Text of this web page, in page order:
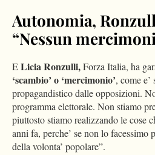
Autonomia,
“Nessun
ELicia Ronzulli,Forza Italia, ha
‘scambio’ o ‘mercimonio’, come
propagandistico dalle opposizioni.
programma elettorale. Non stiamo
piuttosto stiamo realizzando le cose
anni fa, perche’ se non lo facessimo
della volonta’ popolare”.